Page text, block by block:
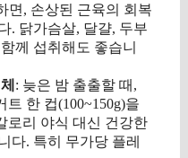
면, 손상된 근육의 회복
. 닭가슴살, 달걀, 두부
께 섭취해도 좋습니
: 늦은 밤 출출할 때,
한 컵(100~150g)을
로리 야식 대신 건강한
다. 특히 무가당 플레